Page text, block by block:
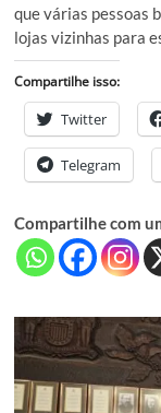
que várias pessoas
lojas vizinhas para
Compartilhe isso:
Twitter
Telegram
Compartilhe com